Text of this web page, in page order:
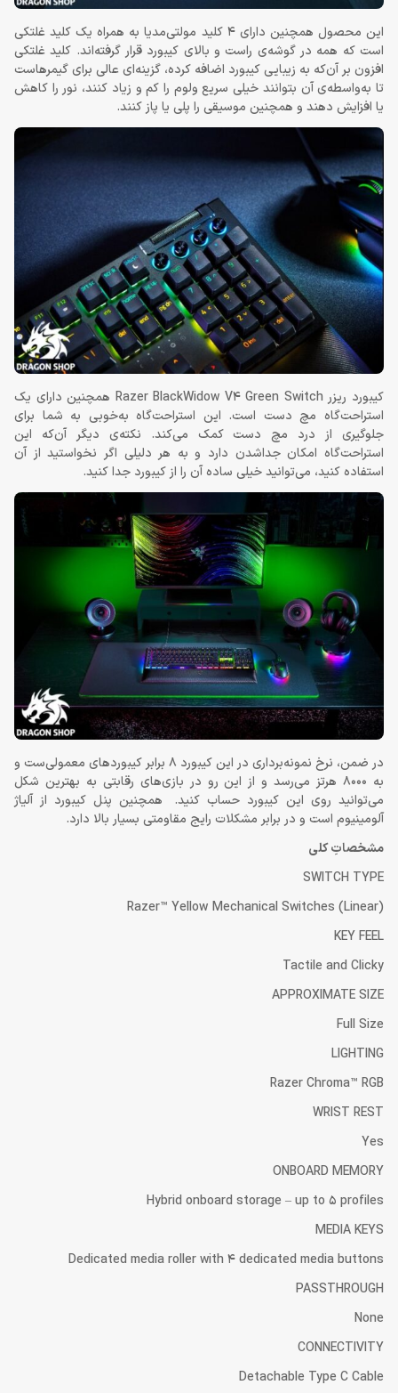
این محصول همچنین دارای 4 کلید مولتی‌مدیا به همراه یک کلید غلتکی
است که همه در گوشه‌ی راست و بالای کیبورد قرار گرفته‌اند. کلید غلتکی
افزون بر آن‌که به زیبایی کیبورد اضافه کرده، گزینه‌ای عالی برای گیمرهاست
تا به‌واسطه‌ی آن بتوانند خیلی سریع ولوم را کم و زیاد کنند، نور را کاهش
یا افزایش دهند و همچنین موسیقی را پلی یا پاز کنند.
کیبورد ریزر Razer BlackWidow V4 Green Switch همچنین دارای یک
استراحت‌گاه مچ دست است. این استراحت‌گاه به‌خوبی به شما برای
جلوگیری از درد مچ دست کمک می‌کند. نکته‌ی دیگر آن‌که این
استراحت‌گاه امکان جداشدن دارد و به هر دلیلی اگر نخواستید از آن
استفاده کنید، می‌توانید خیلی ساده آن را از کیبورد جدا کنید.
در ضمن، نرخ نمونه‌برداری در این کیبورد 8 برابر کیبوردهای معمولی‌ست و
به 8000 هرتز می‌رسد و از این رو در بازی‌های رقابتی به بهترین شکل
می‌توانید روی این کیبورد حساب کنید. همچنین پنل کیبورد از آلیاژ
آلومینیوم است و در برابر مشکلات رایج مقاومتی بسیار بالا دارد.
مشخصاتِ کلی
SWITCH TYPE
Razer™ Yellow Mechanical Switches (Linear)
KEY FEEL
Tactile and Clicky
APPROXIMATE SIZE
Full Size
LIGHTING
Razer Chroma™ RGB
WRIST REST
Yes
ONBOARD MEMORY
Hybrid onboard storage – up to 5 profiles
MEDIA KEYS
Dedicated media roller with 4 dedicated media buttons
PASSTHROUGH
None
CONNECTIVITY
Detachable Type C Cable